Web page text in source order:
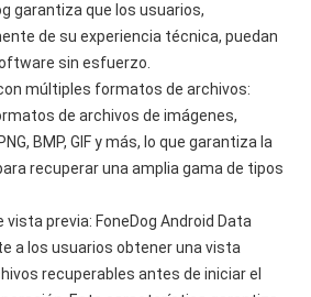
garantiza que los usuarios,
de su experiencia técnica, puedan
sin esfuerzo.
múltiples formatos de archivos:
de archivos de imágenes,
BMP, GIF y más, lo que garantiza la
recuperar una amplia gama de tipos
vista previa: FoneDog Android Data
a los usuarios obtener una vista
recuperables antes de iniciar el